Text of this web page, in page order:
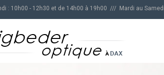
: 10h00 - 12h30 et de 14h00 à 19h00 /// Mardi au